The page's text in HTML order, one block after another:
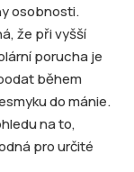
osobnosti.
že při vyšší
porucha je
během
do mánie.
na to,
pro určité